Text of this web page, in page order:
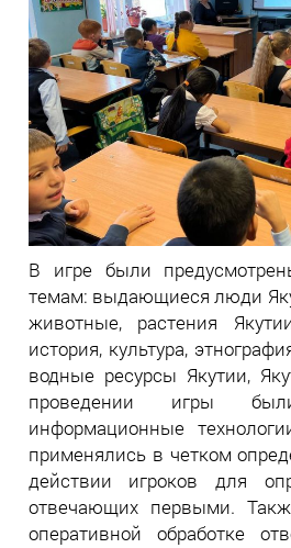
В игре были
темам: выдающиеся люди
животные, растения
история, культура,
водные ресурсы Якутии,
проведении игры
информационные
применялись в четком
действии игроков для
отвечающих первыми.
оперативной обработке